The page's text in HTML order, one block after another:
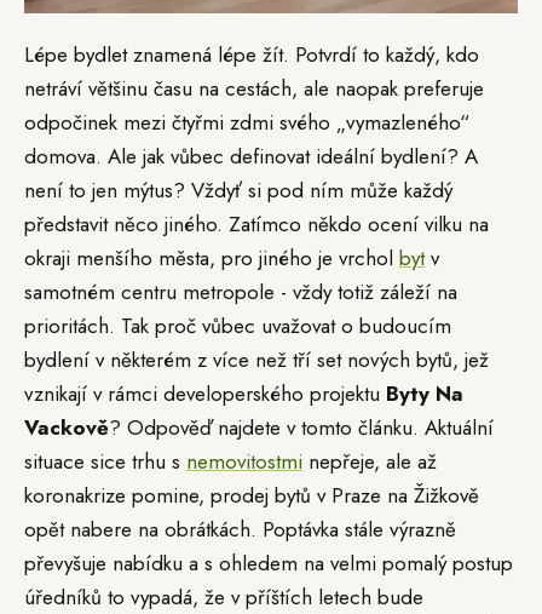
Lépe bydlet znamená lépe žít. Potvrdí to každý, kdo
netráví většinu času na cestách, ale naopak preferuje
odpočinek mezi čtyřmi zdmi svého „vymazleného“
domova. Ale jak vůbec definovat ideální bydlení? A
není to jen mýtus? Vždyť si pod ním může každý
představit něco jiného. Zatímco někdo ocení vilku na
okraji menšího města, pro jiného je vrchol bytv
samotném centru metropole - vždy totiž záleží na
prioritách. Tak proč vůbec uvažovat o budoucím
bydlení v některém z více než tří set nových bytů, jež
vznikají v rámci developerského projektu Byty Na
Vackově? Odpověď najdete v tomto článku. Aktuální
situace sice trhu s nemovitostmi nepřeje, ale až
koronakrize pomine, prodej bytů v Praze na Žižkově
opět nabere na obrátkách. Poptávka stále výrazně
převyšuje nabídku a s ohledem na velmi pomalý postup
úředníků to vypadá, že v příštích letech bude